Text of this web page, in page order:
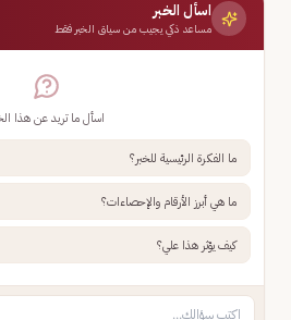
اسأل الخبر
مساعد ذكي يجيب من سياق الخبر فقط
اسأل ما تريد عن هذا
ما الفكرة الرئيسية للخبر؟
ما هي أبرز الأرقام والإحصاءات؟
كيف يؤثر هذا علي؟